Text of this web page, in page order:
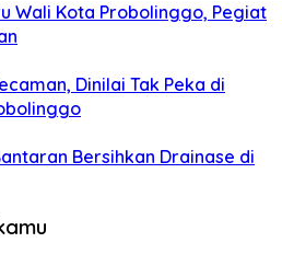
Wali Kota Probolinggo, Pegiat
Dinilai Tak Peka di
Bersihkan Drainase di